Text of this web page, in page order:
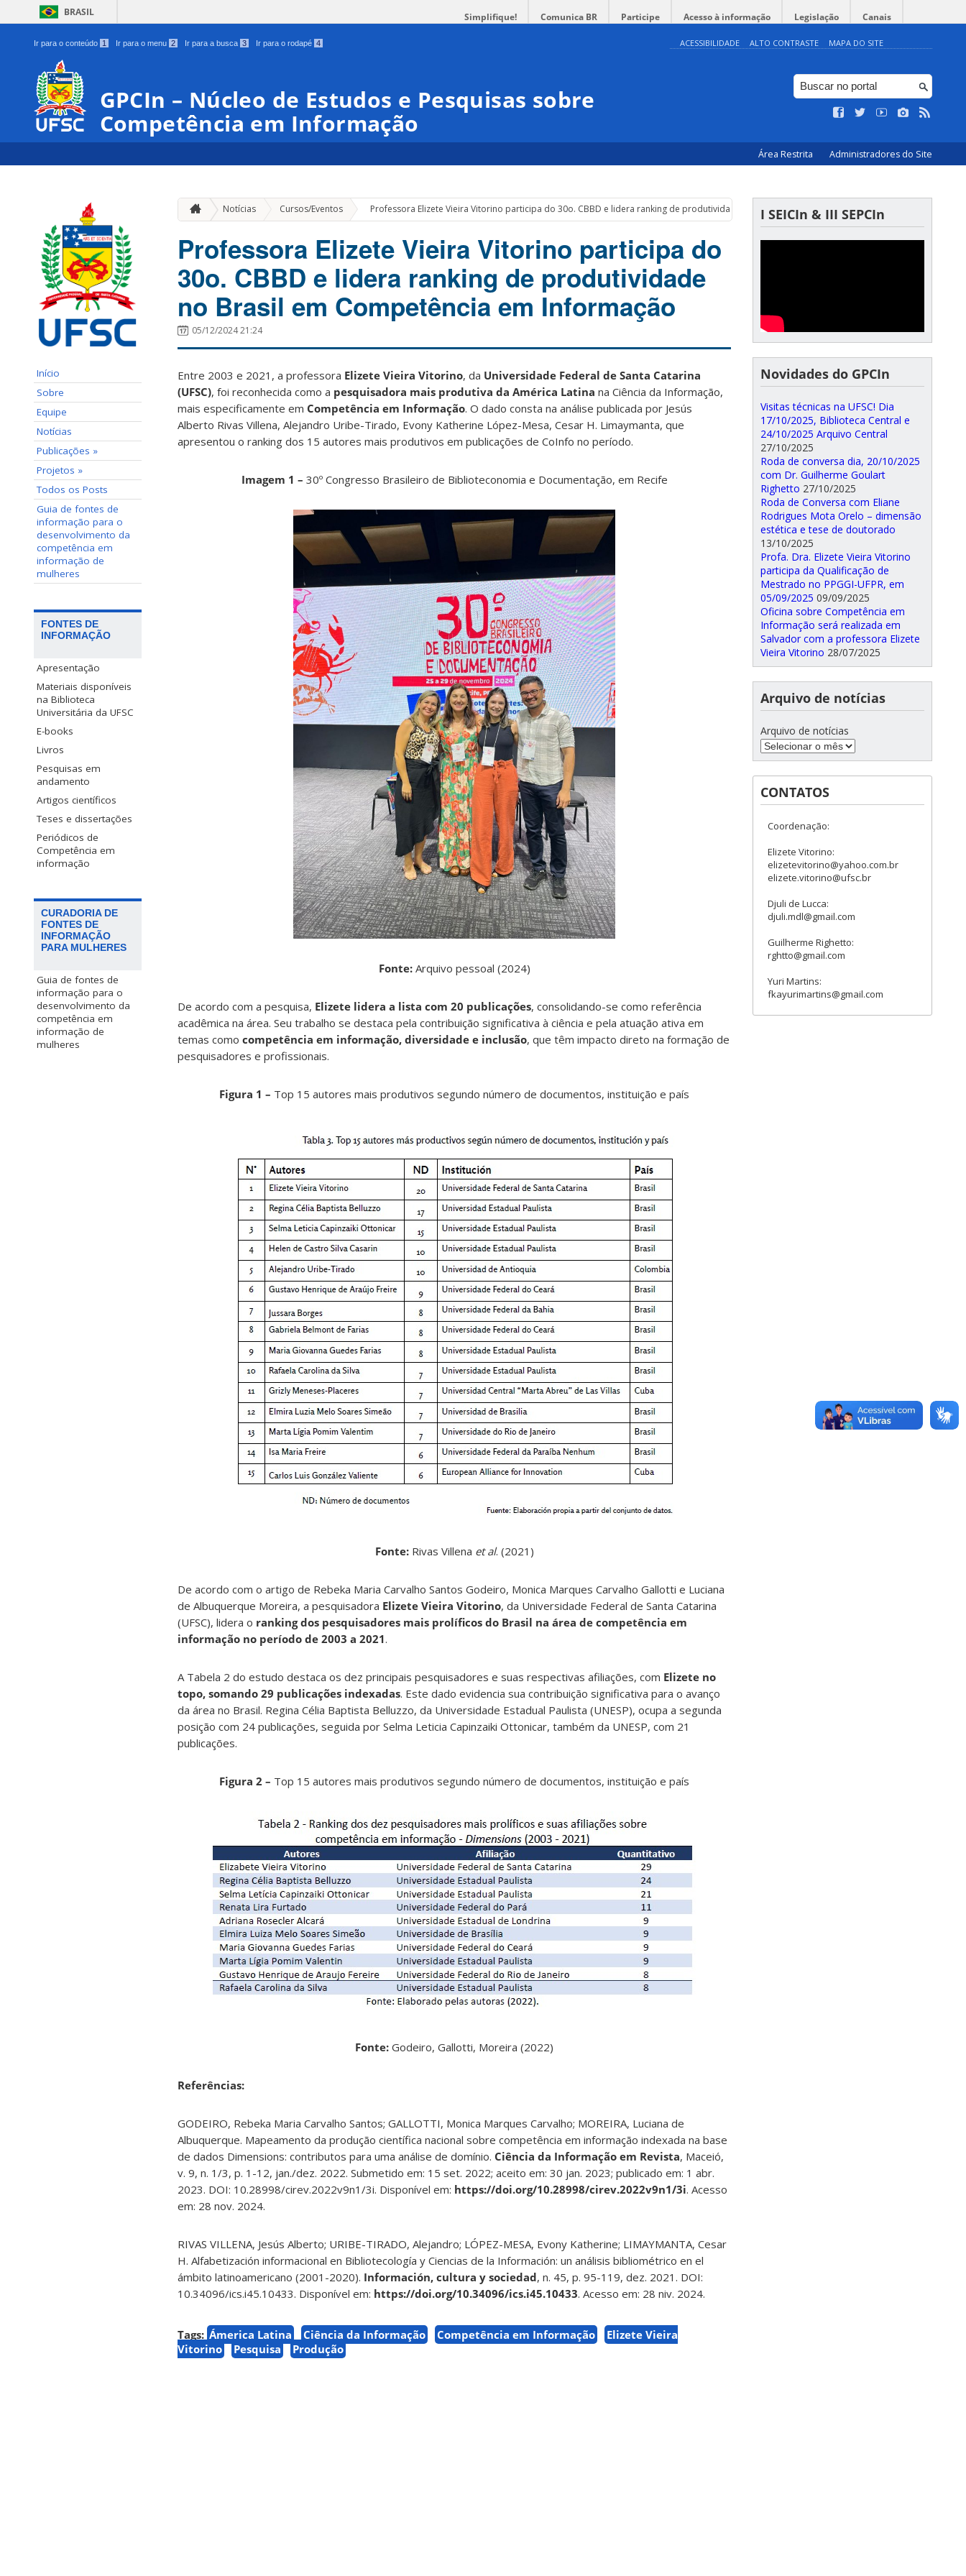
BRASIL Simplifique! Comunica BR Participe Acesso à informação Legislação Canais
Ir para o conteúdo 1 Ir para o menu 2 Ir para a busca 3 Ir para o rodapé 4 ACESSIBILIDADE ALTO CONTRASTE MAPA DO SITE
GPCIn – Núcleo de Estudos e Pesquisas sobre
Competência em Informação
Área Restrita Administradores do Site
Início
Sobre
Equipe
Notícias
Publicações »
Projetos »
Todos os Posts
Guia de fontes de
informação para o
desenvolvimento da
competência em
informação de
mulheres
FONTES DE
INFORMAÇÃO
Apresentação
Materiais disponíveis
na Biblioteca
Universitária da UFSC
E-books
Livros
Pesquisas em
andamento
Artigos científicos
Teses e dissertações
Periódicos de
Competência em
informação
CURADORIA DE
FONTES DE
INFORMAÇÃO
PARA MULHERES
Guia de fontes de
informação para o
desenvolvimento da
competência em
informação de
mulheres
Notícias Cursos/Eventos » Professora Elizete Vieira Vitorino participa do 30o. CBBD e lidera ranking de produtividade no Brasil em Competência em Informação
Professora Elizete Vieira Vitorino participa do
30o. CBBD e lidera ranking de produtividade
no Brasil em Competência em Informação
05/12/2024 21:24
Entre 2003 e 2021, a professora Elizete Vieira Vitorino, da Universidade Federal de Santa Catarina
(UFSC), foi reconhecida como a pesquisadora mais produtiva da América Latina na Ciência da Informação,
mais especificamente em Competência em Informação. O dado consta na análise publicada por Jesús
Alberto Rivas Villena, Alejandro Uribe-Tirado, Evony Katherine López-Mesa, Cesar H. Limaymanta, que
apresentou o ranking dos 15 autores mais produtivos em publicações de CoInfo no período.
Imagem 1 – 30º Congresso Brasileiro de Biblioteconomia e Documentação, em Recife
Fonte:Arquivo pessoal (2024)
De acordo com a pesquisa, Elizete lidera a lista com 20 publicações, consolidando-se como referência
acadêmica na área. Seu trabalho se destaca pela contribuição significativa à ciência e pela atuação ativa em
temas como competência em informação, diversidade e inclusão, que têm impacto direto na formação de
pesquisadores e profissionais.
Figura 1 – Top 15 autores mais produtivos segundo número de documentos, instituição e país
Fonte:Rivas Villena et al. (2021)
De acordo com o artigo de Rebeka Maria Carvalho Santos Godeiro, Monica Marques Carvalho Gallotti e Luciana
de Albuquerque Moreira, a pesquisadora Elizete Vieira Vitorino, da Universidade Federal de Santa Catarina
(UFSC), lidera o ranking dos pesquisadores mais prolíficos do Brasil na área de competência em
informação no período de 2003 a 2021.
A Tabela 2 do estudo destaca os dez principais pesquisadores e suas respectivas afiliações, com Elizete no
topo, somando 29 publicações indexadas. Este dado evidencia sua contribuição significativa para o avanço
da área no Brasil. Regina Célia Baptista Belluzzo, da Universidade Estadual Paulista (UNESP), ocupa a segunda
posição com 24 publicações, seguida por Selma Leticia Capinzaiki Ottonicar, também da UNESP, com 21
publicações.
Figura 2 – Top 15 autores mais produtivos segundo número de documentos, instituição e país
Fonte: Godeiro, Gallotti, Moreira (2022)
Referências:
GODEIRO, Rebeka Maria Carvalho Santos; GALLOTTI, Monica Marques Carvalho; MOREIRA, Luciana de
Albuquerque. Mapeamento da produção científica nacional sobre competência em informação indexada na base
de dados Dimensions: contributos para uma análise de domínio. Ciência da Informação em Revista, Maceió,
v. 9, n. 1/3, p. 1-12, jan./dez. 2022. Submetido em: 15 set. 2022; aceito em: 30 jan. 2023; publicado em: 1 abr.
2023. DOI: 10.28998/cirev.2022v9n1/3i. Disponível em: https://doi.org/10.28998/cirev.2022v9n1/3i. Acesso
em: 28 nov. 2024.
RIVAS VILLENA, Jesús Alberto; URIBE-TIRADO, Alejandro; LÓPEZ-MESA, Evony Katherine; LIMAYMANTA, Cesar
H. Alfabetización informacional en Bibliotecología y Ciencias de la Información: un análisis bibliométrico en el
ámbito latinoamericano (2001-2020). Información, cultura y sociedad, n. 45, p. 95-119, dez. 2021. DOI:
10.34096/ics.i45.10433. Disponível em: https://doi.org/10.34096/ics.i45.10433. Acesso em: 28 niv. 2024.
Tags: Ámerica Latina Ciência da Informação Competência em Informação
Elizete Vieira
Vitorino
Pesquisa Produção
I SEICIn & III SEPCIn
Novidades do GPCIn
Visitas técnicas na UFSC! Dia
17/10/2025, Biblioteca Central e
24/10/2025 Arquivo Central
27/10/2025
Roda de conversa dia, 20/10/2025
com Dr. Guilherme Goulart
Righetto 27/10/2025
Roda de Conversa com Eliane
Rodrigues Mota Orelo – dimensão
estética e tese de doutorado
13/10/2025
Profa. Dra. Elizete Vieira Vitorino
participa da Qualificação de
Mestrado no PPGGI-UFPR, em
05/09/2025 09/09/2025
Oficina sobre Competência em
Informação será realizada em
Salvador com a professora Elizete
Vieira Vitorino 28/07/2025
Arquivo de notícias
Arquivo de notícias
CONTATOS
Coordenação:
Elizete Vitorino:
elizetevitorino@yahoo.com.br
elizete.vitorino@ufsc.br
Djuli de Lucca:
djuli.mdl@gmail.com
Guilherme Righetto:
rghtto@gmail.com
Yuri Martins:
fkayurimartins@gmail.com